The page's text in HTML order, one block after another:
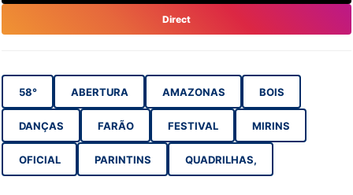
Direct
58° ABERTURA AMAZONAS BOIS
DANÇAS FARÃO FESTIVAL MIRINS
OFICIAL PARINTINS QUADRILHAS,